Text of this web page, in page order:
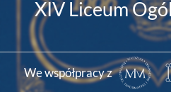
XIV Liceum
We współpracy z